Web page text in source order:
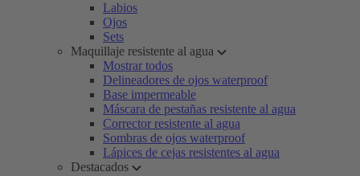
Labios
Ojos
Sets
Maquillaje resistente al agua
Mostrar todos
Delineadores de ojos waterproof
Base impermeable
Máscara de pestañas resistente al agua
Corrector resistente al agua
Sombras de ojos waterproof
Lápices de cejas resistentes al agua
Destacados